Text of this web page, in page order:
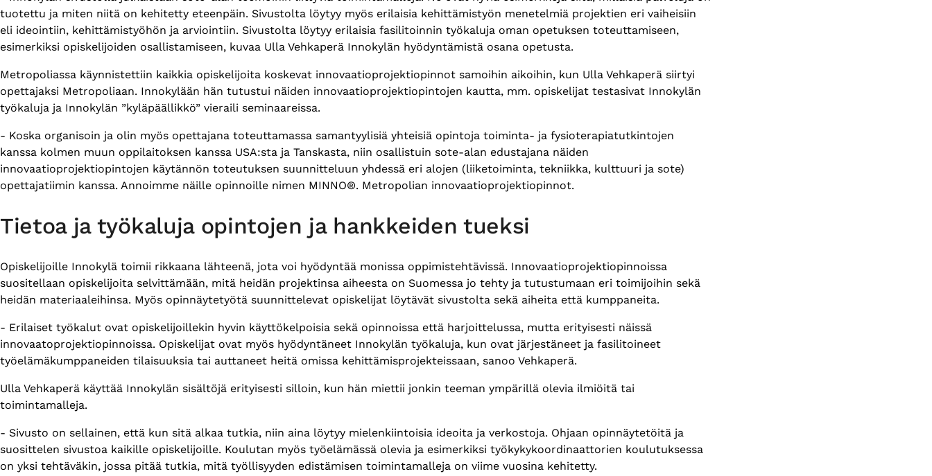
tuotettu ja miten niitä on kehitetty eteenpäin. Sivustolta löytyy myös erilaisia kehittämistyön menetelmiä projektien eri vaiheisiin
eli ideointiin, kehittämistyöhön ja arviointiin. Sivustolta löytyy erilaisia fasilitoinnin työkaluja oman opetuksen toteuttamiseen,
esimerkiksi opiskelijoiden osallistamiseen, kuvaa Ulla Vehkaperä Innokylän hyödyntämistä osana opetusta.
Metropoliassa käynnistettiin kaikkia opiskelijoita koskevat innovaatioprojektiopinnot samoihin aikoihin, kun Ulla Vehkaperä siirtyi
opettajaksi Metropoliaan. Innokylään hän tutustui näiden innovaatioprojektiopintojen kautta, mm. opiskelijat testasivat Innokylän
työkaluja ja Innokylän ”kyläpäällikkö” vieraili seminaareissa.
- Koska organisoin ja olin myös opettajana toteuttamassa samantyylisiä yhteisiä opintoja toiminta- ja fysioterapiatutkintojen
kanssa kolmen muun oppilaitoksen kanssa USA:sta ja Tanskasta, niin osallistuin sote-alan edustajana näiden
innovaatioprojektiopintojen käytännön toteutuksen suunnitteluun yhdessä eri alojen (liiketoiminta, tekniikka, kulttuuri ja sote)
opettajatiimin kanssa. Annoimme näille opinnoille nimen MINNO®. Metropolian innovaatioprojektiopinnot.
Tietoa ja työkaluja opintojen ja hankkeiden tueksi
Opiskelijoille Innokylä toimii rikkaana lähteenä, jota voi hyödyntää monissa oppimistehtävissä. Innovaatioprojektiopinnoissa
suositellaan opiskelijoita selvittämään, mitä heidän projektinsa aiheesta on Suomessa jo tehty ja tutustumaan eri toimijoihin sekä
heidän materiaaleihinsa. Myös opinnäytetyötä suunnittelevat opiskelijat löytävät sivustolta sekä aiheita että kumppaneita.
- Erilaiset työkalut ovat opiskelijoillekin hyvin käyttökelpoisia sekä opinnoissa että harjoittelussa, mutta erityisesti näissä
innovaatoprojektiopinnoissa. Opiskelijat ovat myös hyödyntäneet Innokylän työkaluja, kun ovat järjestäneet ja fasilitoineet
työelämäkumppaneiden tilaisuuksia tai auttaneet heitä omissa kehittämisprojekteissaan, sanoo Vehkaperä.
Ulla Vehkaperä käyttää Innokylän sisältöjä erityisesti silloin, kun hän miettii jonkin teeman ympärillä olevia ilmiöitä tai
toimintamalleja.
- Sivusto on sellainen, että kun sitä alkaa tutkia, niin aina löytyy mielenkiintoisia ideoita ja verkostoja. Ohjaan opinnäytetöitä ja
suosittelen sivustoa kaikille opiskelijoille. Koulutan myös työelämässä olevia ja esimerkiksi työkykykoordinaattorien koulutuksessa
on yksi tehtäväkin, jossa pitää tutkia, mitä työllisyyden edistämisen toimintamalleja on viime vuosina kehitetty.